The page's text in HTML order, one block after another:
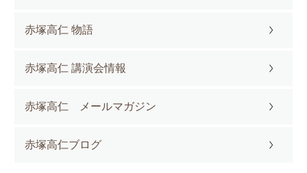
赤塚高仁 物語
赤塚高仁 講演会情報
赤塚高仁 メールマガジン
赤塚高仁ブログ